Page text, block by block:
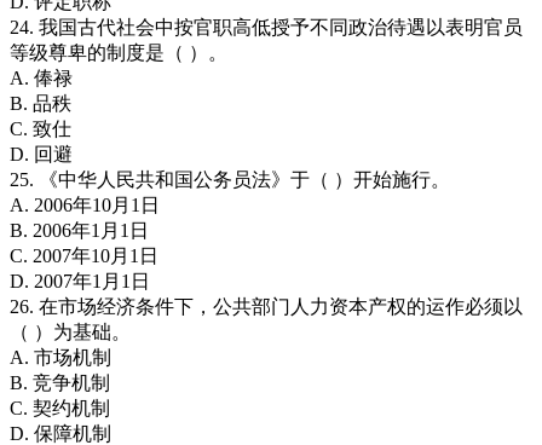
24. 我国古代社会中按官职高低授予不同政治待遇以表明官员
等级尊卑的制度是（ ）。
A. 俸禄
B. 品秩
C. 致仕
D. 回避
25. 《中华人民共和国公务员法》于（ ）开始施行。
A. 2006年10月1日
B. 2006年1月1日
C. 2007年10月1日
D. 2007年1月1日
26. 在市场经济条件下，公共部门人力资本产权的运作必须以
（ ）为基础。
A. 市场机制
B. 竞争机制
C. 契约机制
D. 保障机制